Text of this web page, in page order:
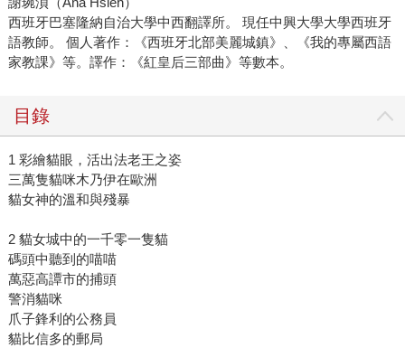
西班牙巴塞隆納自治大學中西翻譯所。 現任中興大學大學西班牙
語教師。 個人著作：《西班牙北部美麗城鎮》、《我的專屬西語
家教課》等。譯作：《紅皇后三部曲》等數本。
目錄
1 彩繪貓眼，活出法老王之姿
三萬隻貓咪木乃伊在歐洲
貓女神的溫和與殘暴
2 貓女城中的一千零一隻貓
碼頭中聽到的喵喵
萬惡高譚市的捕頭
警消貓咪
爪子鋒利的公務員
貓比信多的郵局